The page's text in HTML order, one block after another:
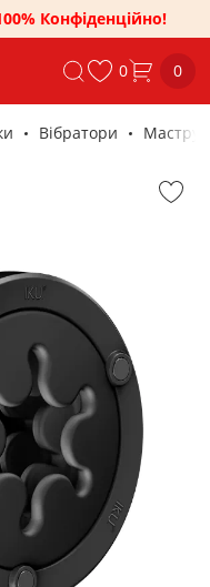
Конфіденційно!
0 0
Вібратори